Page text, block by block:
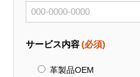
サービス内容 (必須)
革製品OEM